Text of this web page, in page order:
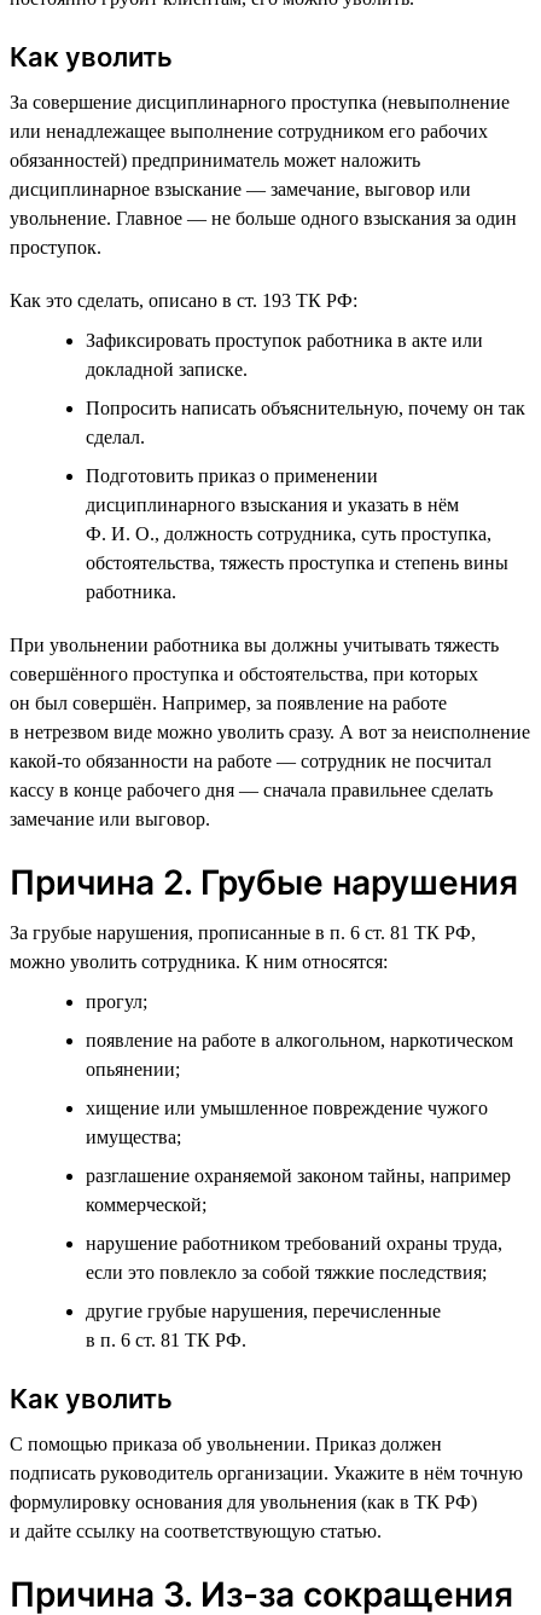
Как уволить
За совершение дисциплинарного проступка (невыполнение
или ненадлежащее выполнение сотрудником его рабочих
обязанностей) предприниматель может наложить
дисциплинарное взыскание — замечание, выговор или
увольнение. Главное — не больше одного взыскания за один
проступок.
Как это сделать, описано в ст. 193 ТК РФ:
Зафиксировать проступок работника в акте или
докладной записке.
Попросить написать объяснительную, почему он так
сделал.
Подготовить приказ о применении
дисциплинарного взыскания и указать в нём
Ф. И. О., должность сотрудника, суть проступка,
обстоятельства, тяжесть проступка и степень вины
работника.
При увольнении работника вы должны учитывать тяжесть
совершённого проступка и обстоятельства, при которых
он был совершён. Например, за появление на работе
в нетрезвом виде можно уволить сразу. А вот за неисполнение
какой-то обязанности на работе — сотрудник не посчитал
кассу в конце рабочего дня — сначала правильнее сделать
замечание или выговор.
Причина 2. Грубые нарушения
За грубые нарушения, прописанные в п. 6 ст. 81 ТК РФ,
можно уволить сотрудника. К ним относятся:
прогул;
появление на работе в алкогольном, наркотическом
опьянении;
хищение или умышленное повреждение чужого
имущества;
разглашение охраняемой законом тайны, например
коммерческой;
нарушение работником требований охраны труда,
если это повлекло за собой тяжкие последствия;
другие грубые нарушения, перечисленные
в п. 6 ст. 81 ТК РФ.
Как уволить
С помощью приказа об увольнении. Приказ должен
подписать руководитель организации. Укажите в нём точную
формулировку основания для увольнения (как в ТК РФ)
и дайте ссылку на соответствующую статью.
Причина 3. Из-за сокращения